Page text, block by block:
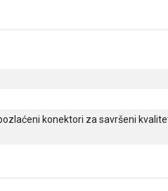
konektori za savršeni